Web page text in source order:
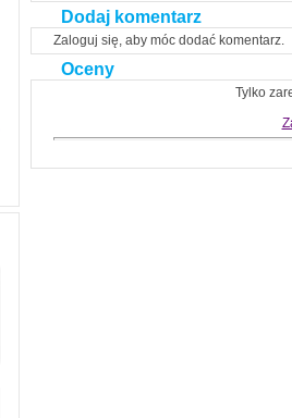
Dodaj komentarz
Zaloguj się, aby móc dodać komentarz.
Oceny
Tylko